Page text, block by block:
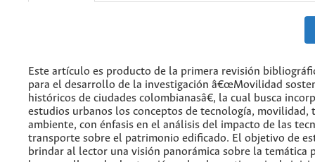
Este artículo es producto de la primera revisión
para el desarrollo de la investigación â€œMovilidad
históricos de ciudades colombianasâ€, la cual busca
estudios urbanos los conceptos de tecnología, movilidad,
ambiente, con énfasis en el análisis del impacto de las
transporte sobre el patrimonio edificado. El objetivo de
brindar al lector una visión panorámica sobre la temática